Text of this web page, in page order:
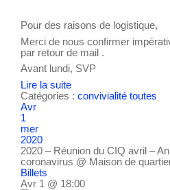
Pour des raisons de logistique,
Merci de nous confirmer
par retour de mail .
Avant lundi, SVP
Lire la suite
Catégories : convivialité toutes
Avr
1
mer
2020
2020 – Réunion du CIQ avril –
coronavirus @ Maison de
Billets
Avr 1 @ 18:00